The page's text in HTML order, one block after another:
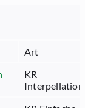
Art
KR
Interpellation